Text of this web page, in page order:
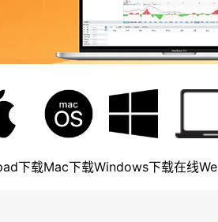
下载Mac下载Windows下载在线